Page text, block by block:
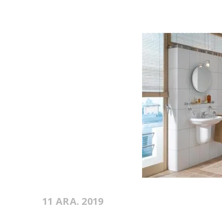
11 ARA. 2019